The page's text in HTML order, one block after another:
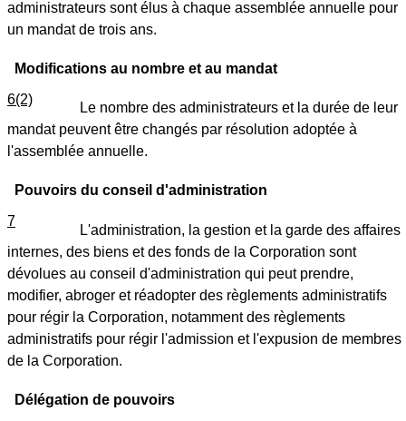
administrateurs sont élus à chaque assemblée annuelle pour
un mandat de trois ans.
Modifications au nombre et au mandat
6(2)
Le nombre des administrateurs et la durée de leur
mandat peuvent être changés par résolution adoptée à
l'assemblée annuelle.
Pouvoirs du conseil d'administration
7
L'administration, la gestion et la garde des affaires
internes, des biens et des fonds de la Corporation sont
dévolues au conseil d'administration qui peut prendre,
modifier, abroger et réadopter des règlements administratifs
pour régir la Corporation, notamment des règlements
administratifs pour régir l'admission et l'expusion de membres
de la Corporation.
Délégation de pouvoirs